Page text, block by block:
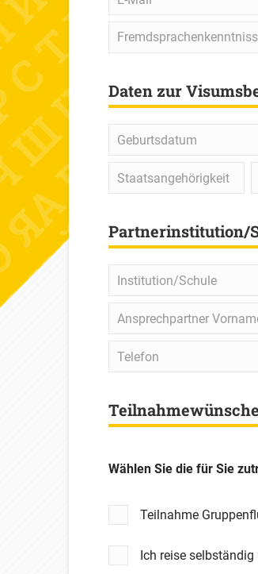
Mail*
Fremdsprachenkenntnisse
Daten zur
Geburtsdatum
Staatsangehörigkeit
Partnerinstitution/
Institution/Schule
Ansprechpartner
Vorname
Telefon
Teilnahmewünsche
Wählen Sie die für Sie
Teilnahme
Ich reise